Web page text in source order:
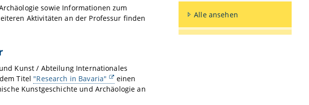
sowie Informationen zum
Aktivitäten an der Professur finden
Kunst / Abteilung Internationales
Titel "Research in Bavaria"
einen
Kunstgeschichte und Archäologie an
Alle ansehen